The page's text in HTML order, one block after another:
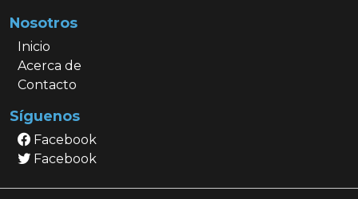
Nosotros
Inicio
Acerca de
Contacto
Síguenos
Facebook
Facebook